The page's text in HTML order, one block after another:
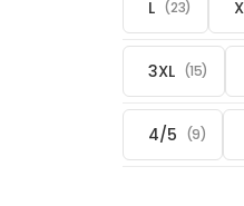
L (23)
3XL (15)
4/5 (9)